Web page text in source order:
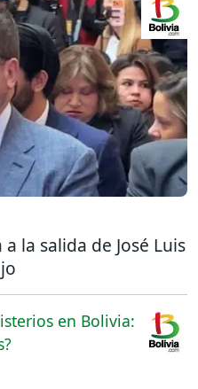
la salida de José Luis